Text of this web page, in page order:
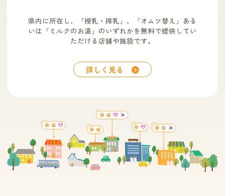
県内に所在し、「授乳・搾乳」、「オムツ替え」ある
いは「ミルクのお湯」のいずれかを無料で提供してい
ただける店舗や施設です。
詳しく見る